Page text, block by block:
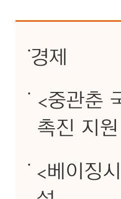
경제
<중관춘
촉진 지
<베이징